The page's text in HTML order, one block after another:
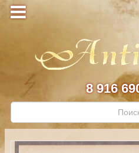
8 916